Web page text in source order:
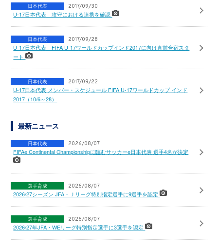
日本代表 2017/09/30
U-17日本代表 攻守における連携を確認
日本代表 2017/09/28
U-17日本代表 FIFA U-17ワールドカップインド2017に向け直前合宿スタ
ート
日本代表 2017/09/22
U-17日本代表 メンバー・スケジュール FIFA U-17ワールドカップ インド
2017（10/6～28）
最新ニュース
日本代表 2026/08/07
FIFAe Continental Championshipに臨むサッカーe日本代表 選手4名が決定
選手育成 2026/08/07
2026/27シーズン JFA・Ｊリーグ特別指定選手に9選手を認定
選手育成 2026/08/07
2026/27年JFA・WEリーグ特別指定選手に3選手を認定